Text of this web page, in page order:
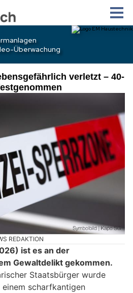
verletzt – 40-
REDAKTION
ist es an der
Gewaltdelikt gekommen.
Staatsbürger wurde
scharfkantigen